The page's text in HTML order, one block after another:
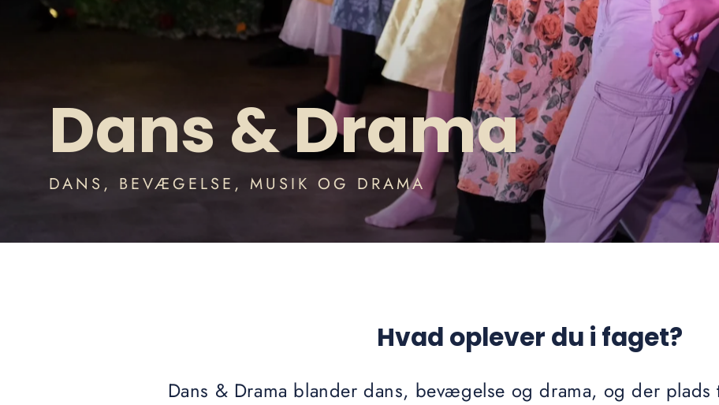
Dans & Drama
DANS, BEVÆGELSE, MUSIK OG DRAMA
Hvad oplever du i faget?
Dans & Drama blander dans, bevægelse og drama, og der plads